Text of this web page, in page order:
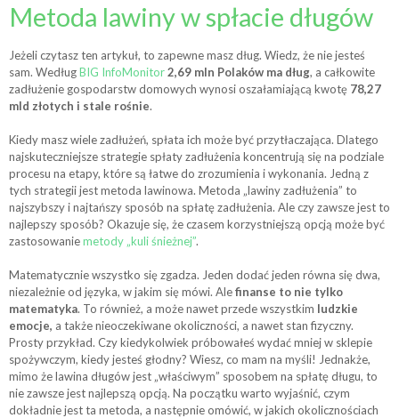
Metoda lawiny w spłacie długów
Jeżeli czytasz ten artykuł, to zapewne masz dług. Wiedz, że nie jesteś
sam. WedługBIG InfoMonitor2,69 mln Polaków ma dług, a całkowite
zadłużenie gospodarstw domowych wynosi oszałamiającą kwotę 78,27
mld złotych i stale rośnie.
Kiedy masz wiele zadłużeń, spłata ich może być przytłaczająca. Dlatego
najskuteczniejsze strategie spłaty zadłużenia koncentrują się na podziale
procesu na etapy, które są łatwe do zrozumienia i wykonania. Jedną z
tych strategii jest metoda lawinowa. Metoda „lawiny zadłużenia” to
najszybszy i najtańszy sposób na spłatę zadłużenia. Ale czy zawsze jest to
najlepszy sposób? Okazuje się, że czasem korzystniejszą opcją może być
zastosowaniemetody „kuli śnieżnej”.
Matematycznie wszystko się zgadza. Jeden dodać jeden równa się dwa,
niezależnie od języka, w jakim się mówi. Alefinanse to nie tylko
matematyka. To również, a może nawet przede wszystkim ludzkie
emocje, a także nieoczekiwane okoliczności, a nawet stan fizyczny.
Prosty przykład. Czy kiedykolwiek próbowałeś wydać mniej w sklepie
spożywczym, kiedy jesteś głodny? Wiesz, co mam na myśli! Jednakże,
mimo że lawina długów jest „właściwym” sposobem na spłatę długu, to
nie zawsze jest najlepszą opcją. Na początku warto wyjaśnić, czym
dokładnie jest ta metoda, a następnie omówić, w jakich okolicznościach